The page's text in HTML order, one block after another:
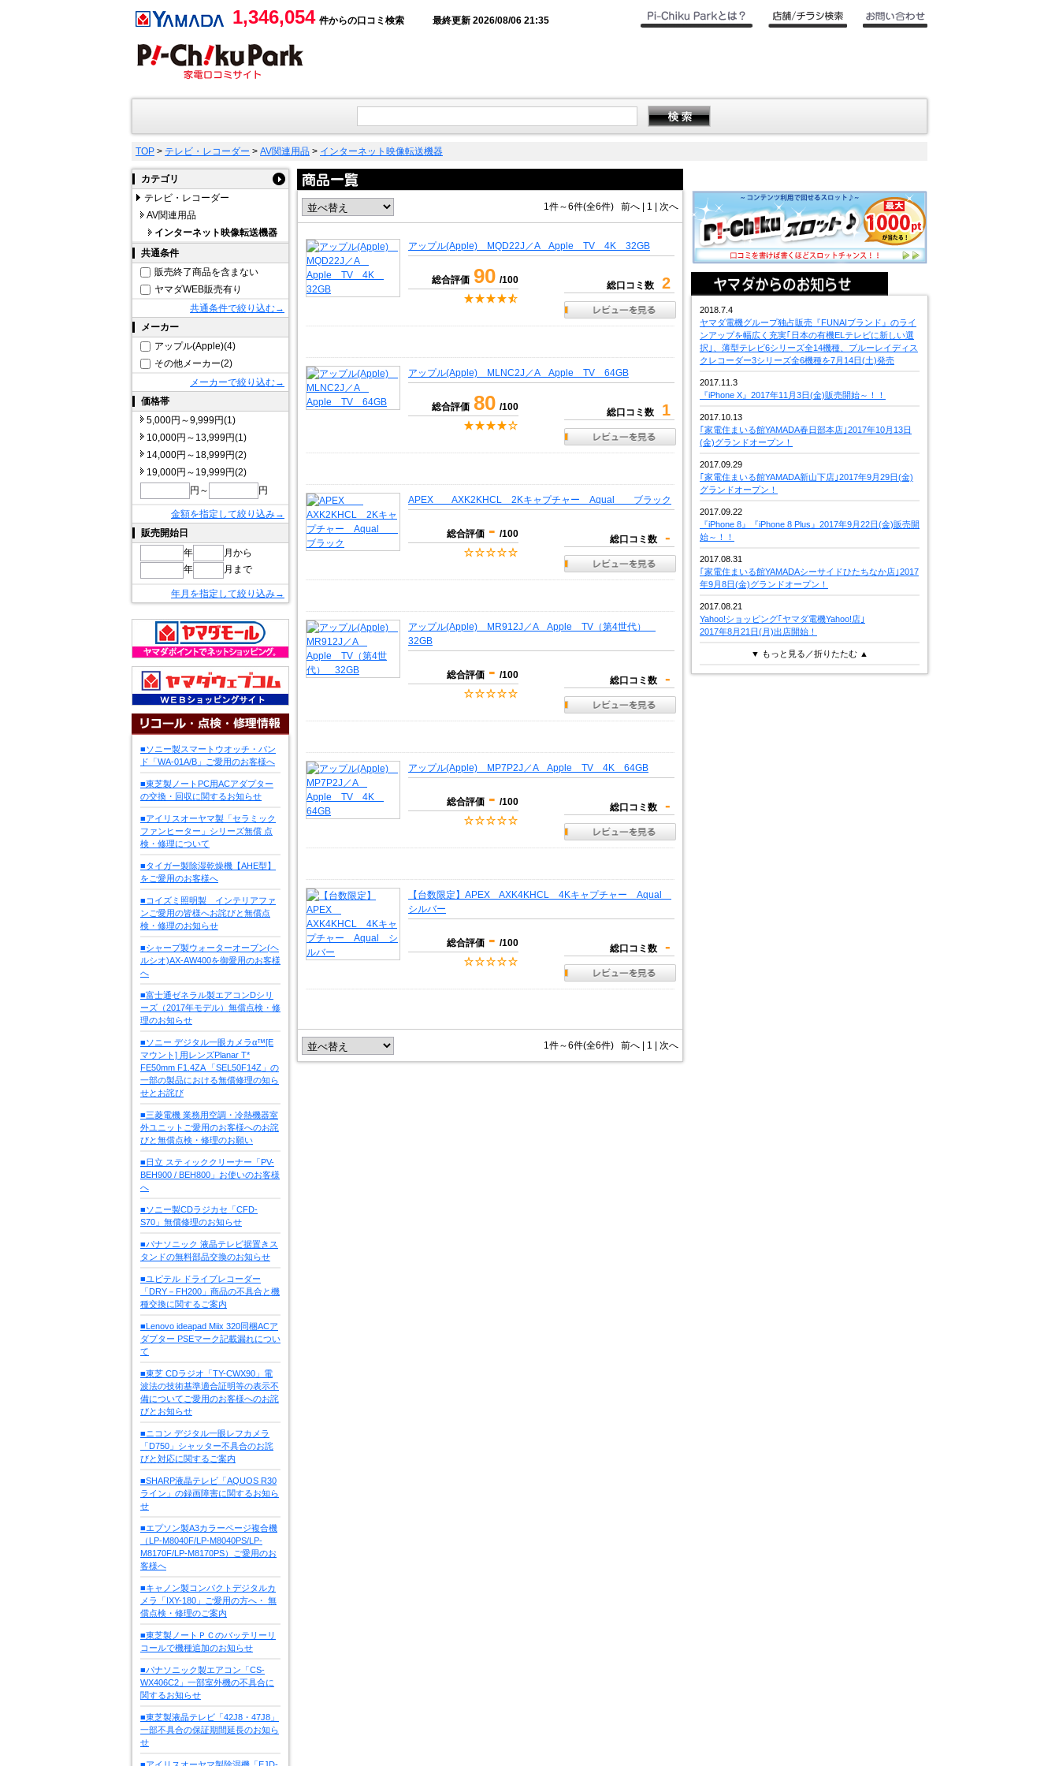
1,346,054 件からの口コミ検索 最終更新 2026/08/06 21:35
TOP > テレビ・レコーダー > AV関連用品 > インターネット映像転送機器
カテゴリ
テレビ・レコーダー
AV関連用品
インターネット映像転送機器
共通条件
販売終了商品を含まない
ヤマダWEB販売有り
共通条件で絞り込む→
メーカー
アップル(Apple)(4)
その他メーカー(2)
メーカーで絞り込む→
価格帯
5,000円～9,999円(1)
10,000円～13,999円(1)
14,000円～18,999円(2)
19,000円～19,999円(2)
円～
円
金額を指定して絞り込み→
販売開始日
年
月から
年
月まで
年月を指定して絞り込み→
■ソニー製スマートウオッチ・バン
ド「WA-01A/B」ご愛用のお客様へ
■東芝製ノートPC用ACアダプター
の交換・回収に関するお知らせ
■アイリスオーヤマ製「セラミック
ファンヒーター」シリーズ無償 点
検・修理について
■タイガー製除湿乾燥機【AHE型】
をご愛用のお客様へ
■コイズミ照明製 インテリアファ
ンご愛用の皆様へお詫びと無償点
検・修理のお知らせ
■シャープ製ウォーターオーブン(ヘ
ルシオ)AX-AW400を御愛用のお客様
へ
■富士通ゼネラル製エアコンDシリ
ーズ（2017年モデル）無償点検・修
理のお知らせ
■ソニー デジタル一眼カメラα™[E
マウント] 用レンズPlanar T*
FE50mm F1.4ZA 「SEL50F14Z」の
一部の製品における無償修理の知ら
せとお詫び
■三菱電機 業務用空調・冷熱機器室
外ユニットご愛用のお客様へのお詫
びと無償点検・修理のお願い
■日立 スティッククリーナー「PV-
BEH900 / BEH800」お使いのお客様
へ
■ソニー製CDラジカセ「CFD-
S70」無償修理のお知らせ
■パナソニック 液晶テレビ据置きス
タンドの無料部品交換のお知らせ
■ユピテル ドライブレコーダー
「DRY－FH200」商品の不具合と機
種交換に関するご案内
■Lenovo ideapad Miix 320同梱ACア
ダプター PSEマーク記載漏れについ
て
■東芝 CDラジオ「TY-CWX90」電
波法の技術基準適合証明等の表示不
備についてご愛用のお客様へのお詫
びとお知らせ
■ニコン デジタル一眼レフカメラ
「D750」シャッター不具合のお詫
びと対応に関するご案内
■SHARP液晶テレビ「AQUOS R30
ライン」の録画障害に関するお知ら
せ
■エプソン製A3カラーページ複合機
（LP-M8040F/LP-M8040PS/LP-
M8170F/LP-M8170PS）ご愛用のお
客様へ
■キャノン製コンパクトデジタルカ
メラ「IXY-180」ご愛用の方へ・ 無
償点検・修理のご案内
■東芝製ノートＰＣのバッテリーリ
コールで機種追加のお知らせ
■パナソニック製エアコン「CS-
WX406C2」一部室外機の不具合に
関するお知らせ
■東芝製液晶テレビ「42J8・47J8」
一部不具合の保証期間延長のお知ら
せ
1件～6件(全6件) 前へ 1 | 次へ
アップル(Apple) MQD22J／A Apple TV 4K 32GB
総合評価 90 /100 総口コミ数 2
アップル(Apple) MLNC2J／A Apple TV 64GB
総合評価 80 /100 総口コミ数 1
APEX AXK2KHCL 2Kキャプチャー Aqual ブラック
総合評価 - /100 総口コミ数 -
アップル(Apple) MR912J／A Apple TV（第4世代）
32GB
総合評価 - /100 総口コミ数 -
アップル(Apple) MP7P2J／A Apple TV 4K 64GB
総合評価 - /100 総口コミ数 -
【台数限定】APEX AXK4KHCL 4Kキャプチャー Aqual
シルバー
総合評価 - /100 総口コミ数 -
1件～6件(全6件) 前へ 1 | 次へ
2018.7.4
ヤマダ電機グループ独占販売『FUNAIブランド』のライ
ンアップを幅広く充実｢日本の有機ELテレビに新しい選
択｣、薄型テレビ6シリーズ全14機種、ブルーレイディス
クレコーダー3シリーズ全6機種を7月14日(土)発売
2017.11.3
『iPhone X』2017年11月3日(金)販売開始～！！
2017.10.13
｢家電住まいる館YAMADA春日部本店｣2017年10月13日
(金)グランドオープン！
2017.09.29
｢家電住まいる館YAMADA新山下店｣2017年9月29日(金)
グランドオープン！
2017.09.22
『iPhone 8』『iPhone 8 Plus』2017年9月22日(金)販売開
始～！！
2017.08.31
｢家電住まいる館YAMADAシーサイドひたちなか店｣2017
年9月8日(金)グランドオープン！
2017.08.21
Yahoo!ショッピング｢ヤマダ電機Yahoo!店｣
2017年8月21日(月)出店開始！
▼ もっと見る／折りたたむ ▲